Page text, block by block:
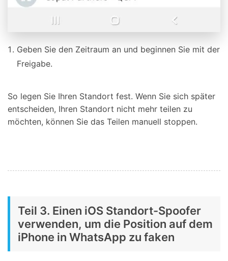
Geben Sie den Zeitraum an und beginnen Sie mit der
Freigabe.
So legen Sie Ihren Standort fest. Wenn Sie sich später
entscheiden, Ihren Standort nicht mehr teilen zu
möchten, können Sie das Teilen manuell stoppen.
Teil 3. Einen iOS Standort-Spoofer
verwenden, um die Position auf dem
iPhone in WhatsApp zu faken